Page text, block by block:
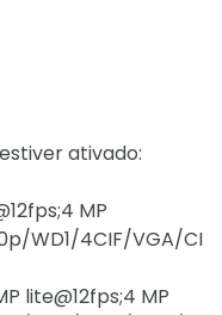
ativado:
MP
WD1/4CIF/VGA/
lite@12fps;4 MP